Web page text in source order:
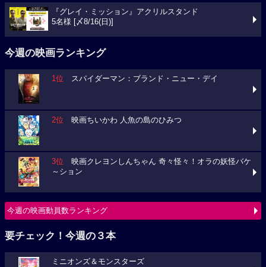
『グレイ・ミッション』アクリルスタンド
5名様 [〆8/16(日)]
今週の映画ランキング
1位 スパイダーマン：ブランド・ニュー・デイ
2位 映画ちいかわ 人魚の島のひみつ
3位 映画クレヨンしんちゃん 奇々怪々！オラの妖怪バケ
～ション
今週の映画動員数ランキング
要チェック！今週の３本
ミニオンズ＆モンスターズ